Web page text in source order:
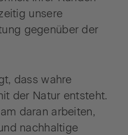
unsere
gegenüber der
dass wahre
der Natur entsteht.
daran arbeiten,
nachhaltige